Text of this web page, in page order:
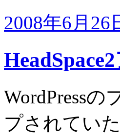
2008年6月26
WordPressの
プされてい